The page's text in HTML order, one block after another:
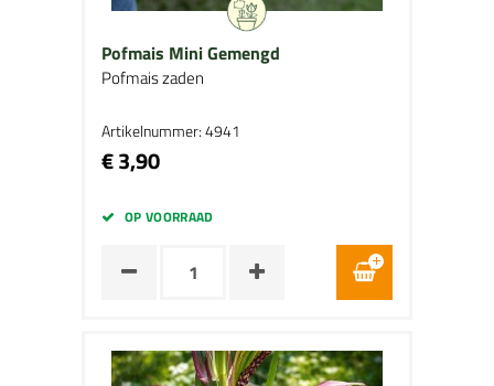
Pofmais Mini Gemengd
Pofmais zaden
Artikelnummer: 4941
€ 3,90
OP VOORRAAD